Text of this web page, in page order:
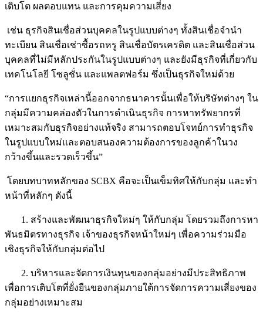
เติบโต ผลตอบแทน และการคุมความเสี่ยง
เช่น ธุรกิจสินเชื่อส่วนบุคคลในรูปแบบต่างๆ ทั้งสินเชื่อจำนำ
ทะเบียน สินเชื่อเช่าซื้อรถหรู สินเชื่อบัตรเครดิต และสินเชื่อส่วน
บุคคลที่ไม่มีหลักประกันในรูปแบบต่างๆ และยังมีธุรกิจที่เกี่ยวกับ
เทคโนโลยี โซลูชั่น และแพลตฟอร์ม ซึ่งเป็นธุรกิจใหม่ด้วย
“การแยกธุรกิจเหล่านี้ออกจากธนาคารนั้นเพื่อให้บริษัทต่างๆ ใน
กลุ่มมีความคล่องตัวในการดำเนินธุรกิจ การหาทรัพยากรที่
เหมาะสมกับธุรกิจอย่างแท้จริง สามารถตอบโจทย์การทำธุรกิจ
ในรูปแบบใหม่และตอบสนองความต้องการของลูกค้าในวง
กว้างขึ้นและรวดเร็วขึ้น”
โดยบทบาทหลักของ SCBX คือจะเป็นเข็มทิศให้กับกลุ่ม และทำ
หน้าที่หลักๆ ดังนี้
1. สร้างและพัฒนาธุรกิจใหม่ๆ ให้กับกลุ่ม โดยรวมถึงการหา
พันธมิตรทางธุรกิจ เจ้าของธุรกิจหน้าใหม่ๆ เพื่อความร่วมมือ
เชิงธุรกิจให้กับกลุ่มต่อไป
2. บริหารและจัดการเงินทุนของกลุ่มอย่างมีประสิทธิภาพ
เพื่อการเติบโตที่ยั่งยืนของกลุ่มภายใต้การจัดการความเสี่ยงของ
กลุ่มอย่างเหมาะสม